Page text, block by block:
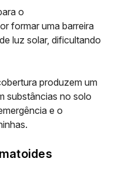
o
formar uma barreira
luz solar, dificultando
produzem um
substâncias no solo
e o